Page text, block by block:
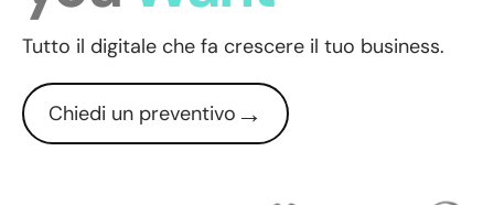
Tutto il digitale che fa crescere il tuo business.
Chiedi un preventivo →